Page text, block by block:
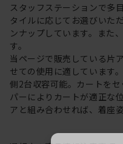
スタッフステーションで多
タイルに応じてお選びいた
ンナップしています。また
す。
当ページで販売している片
せての使用に適しています
側2台収容可能。カートを
パーによりカートが適正な
アと組み合わせれば、着座